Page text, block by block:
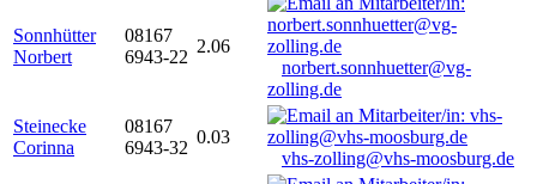
Sonnhütter
Norbert
08167
6943-22
2.06
norbert.sonnhuetter@vg-
zolling.de
Steinecke
Corinna
08167
6943-32
0.03
vhs-zolling@vhs-moosburg.de